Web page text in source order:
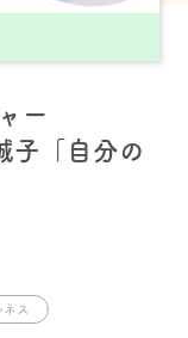
ー
子「自分の
ス